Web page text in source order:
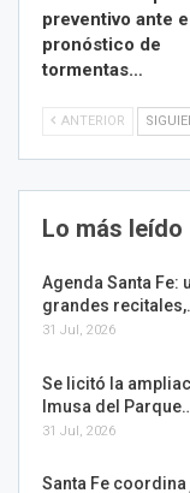
preventivo ante
pronóstico de
tormentas…
ANTERIOR
Lo más leído
Agenda Santa Fe:
grandes
31 Jul, 2026
Se licitó la
Imusa del
31 Jul, 2026
Santa Fe